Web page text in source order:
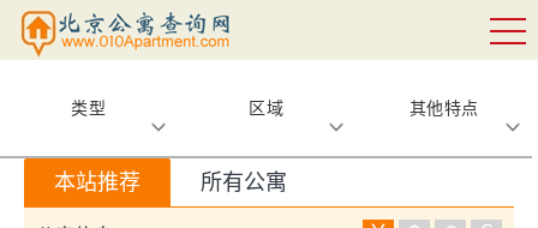
类型 区域 其他特点
本站推荐 所有公寓